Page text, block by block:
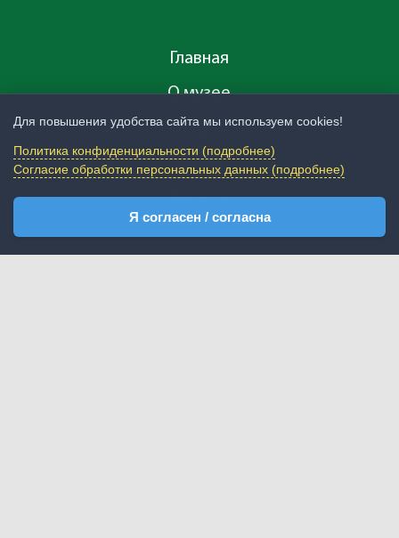
Главная
О музее
Услуги
Цены
Билеты
Экспозиция
Для повышения удобства сайта мы используем cookies!
Политика конфиденциальности (подробнее)
Согласие обработки персональных данных (подробнее)
Я согласен / согласна